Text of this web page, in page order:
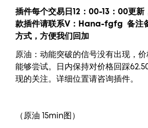
插件每个交易日12：00-13：00更新
款插件请联系V： Hana-fgfg 备注
方式，方便我们回加
原油：动能突破的信号没有出现，
能够尝试。日内保持对价格回踩
现的关注。详细位置请咨询插件。
（原油 15min图）